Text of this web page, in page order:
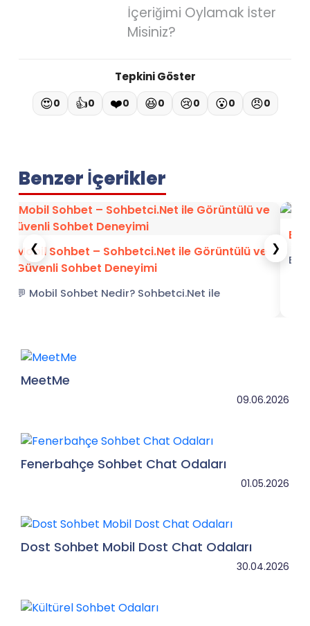
İçeriğimi Oylamak İster
Misiniz?
Tepkini Göster
😍0 👍0 ❤️0 😆0 😢0 😮0 😠0
Benzer İçerikler
Mobil Sohbet – Sohbetci.Net ile Görüntülü ve
Güvenli Sohbet Deneyimi
💬 Mobil Sohbet Nedir? Sohbetci.Net ile
❮ ❯
MeetMe
09.06.2026
Fenerbahçe Sohbet Chat Odaları
01.05.2026
Dost Sohbet Mobil Dost Chat Odaları
30.04.2026